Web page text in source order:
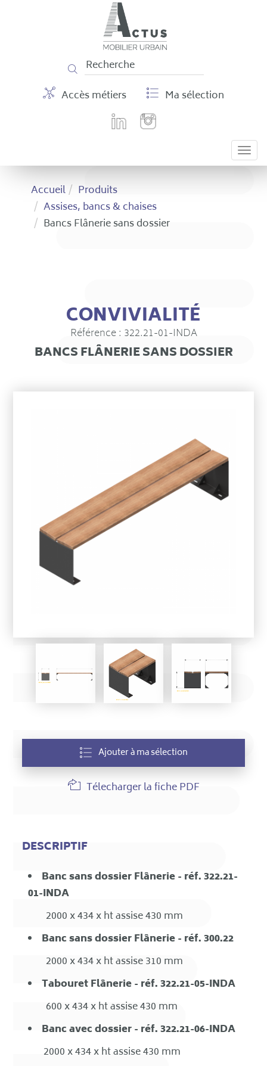
Accès métiers Ma sélection
Accueil
Produits
Assises, bancs & chaises
Bancs Flânerie sans dossier
CONVIVIALITÉ
Référence : 322.21-01-INDA
BANCS FLÂNERIE SANS DOSSIER
Ajouter à ma sélection
Télecharger la fiche PDF
DESCRIPTIF
Banc sans dossier Flânerie - réf. 322.21-
01-INDA
2000 x 434 x ht assise 430 mm
Banc sans dossier Flânerie - réf. 300.22
2000 x 434 x ht assise 310 mm
Tabouret Flânerie - réf. 322.21-05-INDA
600 x 434 x ht assise 430 mm
Banc avec dossier - réf. 322.21-06-INDA
2000 x 434 x ht assise 430 mm
Panneau de gestion des cookies